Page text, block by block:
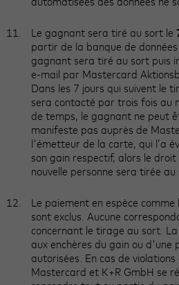
Le gagnant sera tiré au sort le
partir de la banque de
gagnant sera tiré au sort puis
e-mail par Mastercard
Dans les 7 jours qui suivent le
sera contacté par trois fois au
de temps, le gagnant ne peut
manifeste pas auprès de
l'émetteur de la carte, qui l’a
son gain respectif, alors le
nouvelle personne sera tirée au
Le paiement en espèce
sont exclus. Aucune
concernant le tirage au sort.
aux enchères du gain ou d'une
autorisées. En cas de violations
Mastercard et K+R GmbH se